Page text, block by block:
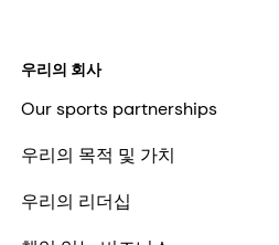
우리의 회사
Our sports partnerships
우리의 목적 및 가치
우리의 리더십